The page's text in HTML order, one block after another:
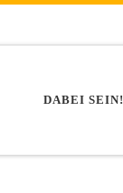
DABEI SEIN!